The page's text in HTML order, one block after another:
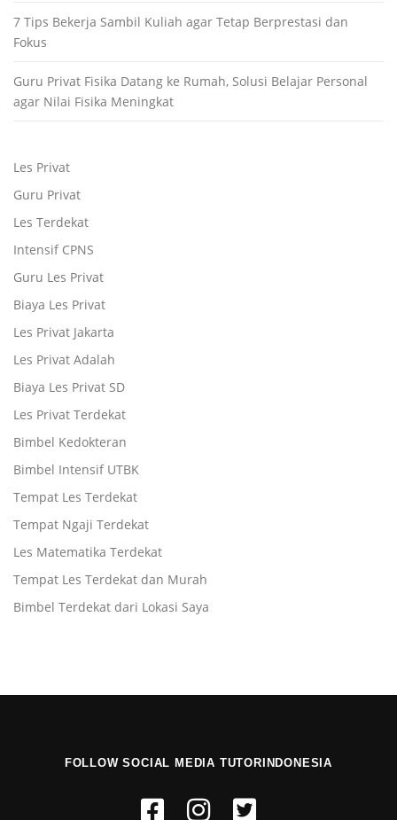
7 Tips Bekerja Sambil Kuliah agar Tetap Berprestasi dan
Fokus
Guru Privat Fisika Datang ke Rumah, Solusi Belajar Personal
agar Nilai Fisika Meningkat
Les Privat
Guru Privat
Les Terdekat
Intensif CPNS
Guru Les Privat
Biaya Les Privat
Les Privat Jakarta
Les Privat Adalah
Biaya Les Privat SD
Les Privat Terdekat
Bimbel Kedokteran
Bimbel Intensif UTBK
Tempat Les Terdekat
Tempat Ngaji Terdekat
Les Matematika Terdekat
Tempat Les Terdekat dan Murah
Bimbel Terdekat dari Lokasi Saya
FOLLOW SOCIAL MEDIA TUTORINDONESIA